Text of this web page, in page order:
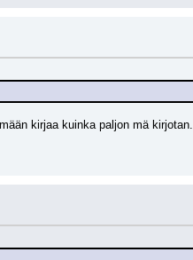
kirjaa kuinka paljon mä kirjotan.